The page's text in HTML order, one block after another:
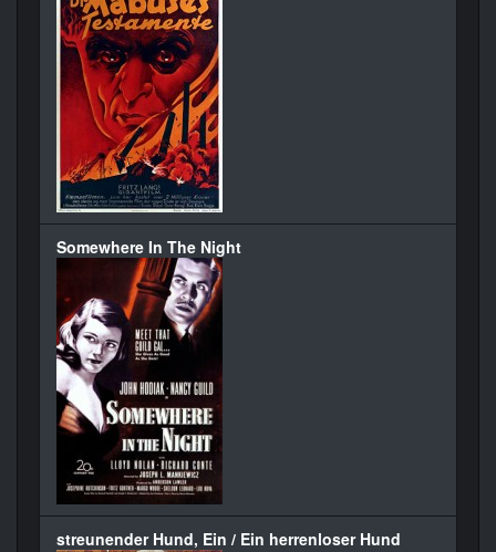
Somewhere In The Night
streunender Hund, Ein / Ein herrenloser Hund